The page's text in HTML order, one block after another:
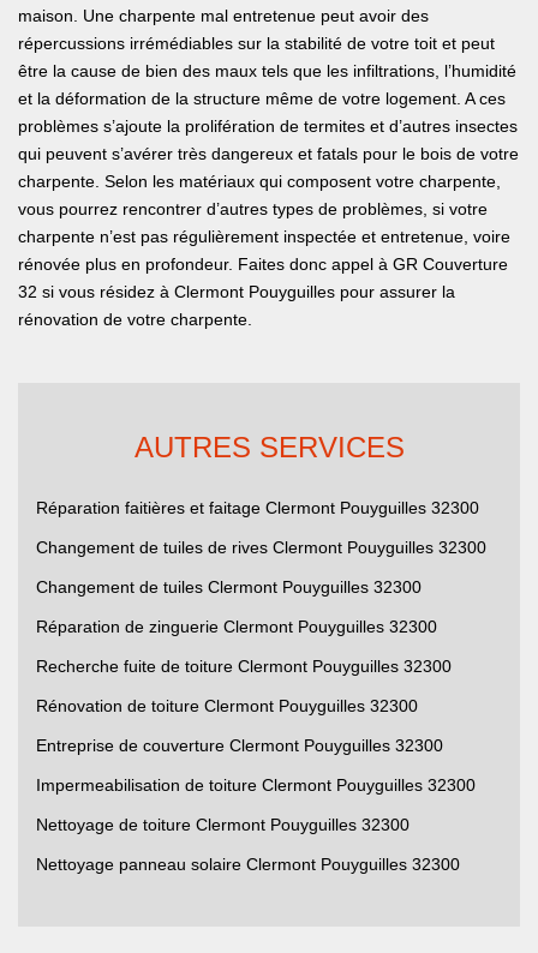
maison. Une charpente mal entretenue peut avoir des
répercussions irrémédiables sur la stabilité de votre toit et peut
être la cause de bien des maux tels que les infiltrations, l’humidité
et la déformation de la structure même de votre logement. A ces
problèmes s’ajoute la prolifération de termites et d’autres insectes
qui peuvent s’avérer très dangereux et fatals pour le bois de votre
charpente. Selon les matériaux qui composent votre charpente,
vous pourrez rencontrer d’autres types de problèmes, si votre
charpente n’est pas régulièrement inspectée et entretenue, voire
rénovée plus en profondeur. Faites donc appel à GR Couverture
32 si vous résidez à Clermont Pouyguilles pour assurer la
rénovation de votre charpente.
AUTRES SERVICES
Réparation faitières et faitage Clermont Pouyguilles 32300
Changement de tuiles de rives Clermont Pouyguilles 32300
Changement de tuiles Clermont Pouyguilles 32300
Réparation de zinguerie Clermont Pouyguilles 32300
Recherche fuite de toiture Clermont Pouyguilles 32300
Rénovation de toiture Clermont Pouyguilles 32300
Entreprise de couverture Clermont Pouyguilles 32300
Impermeabilisation de toiture Clermont Pouyguilles 32300
Nettoyage de toiture Clermont Pouyguilles 32300
Nettoyage panneau solaire Clermont Pouyguilles 32300